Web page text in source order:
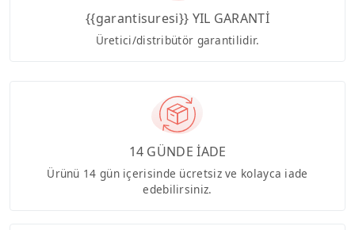
{{garantisuresi}} YIL GARANTİ
Üretici/distribütör garantilidir.
14 GÜNDE İADE
Ürünü 14 gün içerisinde ücretsiz ve kolayca iade
edebilirsiniz.